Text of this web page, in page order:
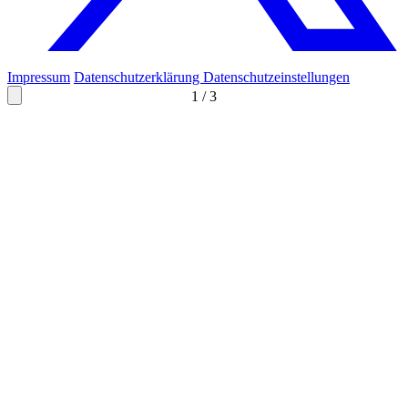
1 /3
Impressum Datenschutzerklärung Datenschutzeinstellungen